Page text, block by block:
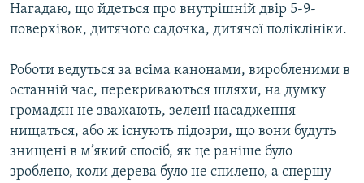
Нагадаю, що йдеться про внутрішній двір 5-9-
поверхівок, дитячого садочка, дитячої поліклініки.
Роботи ведуться за всіма канонами, виробленими в
останній час, перекриваються шляхи, на думку
громадян не зважають, зелені насадження
нищаться, або ж існують підозри, що вони будуть
знищені в м’який спосіб, як це раніше було
зроблено, коли дерева було не спилено, а спершу